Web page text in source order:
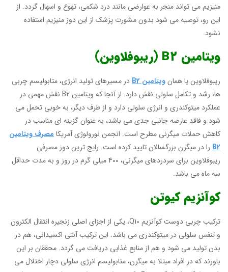
منیزیم می تواند منجر به عوارضی مانند درد شکمی، تهوع و اسهال گردد. از
این رو، توصیه می شود بدون مشورت پزشک از این دوز منیزیم استفاده
نشود.
ویتامین B2 (ریبوفلاوین)
ریبوفلاوین یا همانویتامین B2
در مسیرهای تولید انرژی، متابولیسم چربی
ها، رشد و تکامل سلولی نقش دارد. از آنجا که ویتامین B2 نقش مهمی در
عملکرد میتوکندری و انرژی سلولی دارد و از طرف دیگر، به خوبی تحمل می
شود و فاقد عارضه جانبی جدی می باشد، به عنوان گزینه ای مناسب در
کاهش حملات میگرنی مطرح است. انجمن نورولوژی آمریکامصرف ویتامین
B2 را در میگرن بزرگسالان تایید کرده است. رایج ترین دوز مصرفی
ریبوفلاوین برای سردردهای میگرنی، 400 میلی گرم در روز و به مدت حداقل
سه ماه می باشد.
کوآنزیم کیوتن
ترکیب چربی دوست کوآنزیم Q10، یکی از اجزای اصلی زنجیره انتقال الکترون
و تنفس سلولی در میتوکندری می باشد. این ترکیب آنتی اکسیدانی، هم در
بدن تولید می شود و هم از منابع غذایی دریافت می گردد. محققان بر این
باورند که در افراد مبتلا به میگرن، متابولیسم انرژی سلولی دچار اختلال می